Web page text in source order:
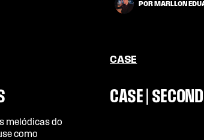
POR MARLLON
melódicas do
como
CASE
CASE |